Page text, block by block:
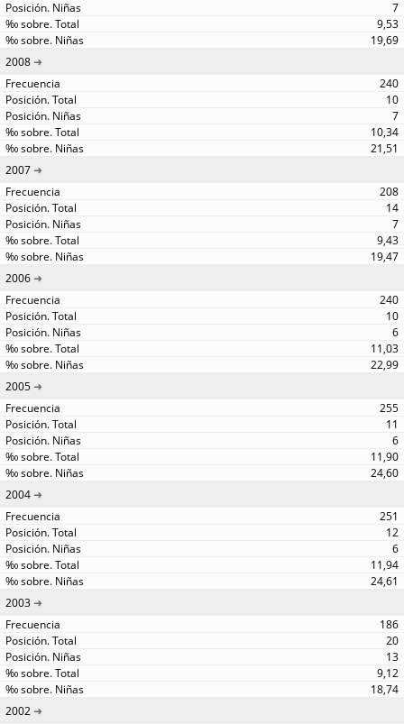
7
9,53
19,69
2008
240
10
7
10,34
21,51
2007
208
14
7
9,43
19,47
2006
240
10
6
11,03
22,99
2005
255
11
6
11,90
24,60
2004
251
12
6
11,94
24,61
2003
186
20
13
9,12
18,74
2002